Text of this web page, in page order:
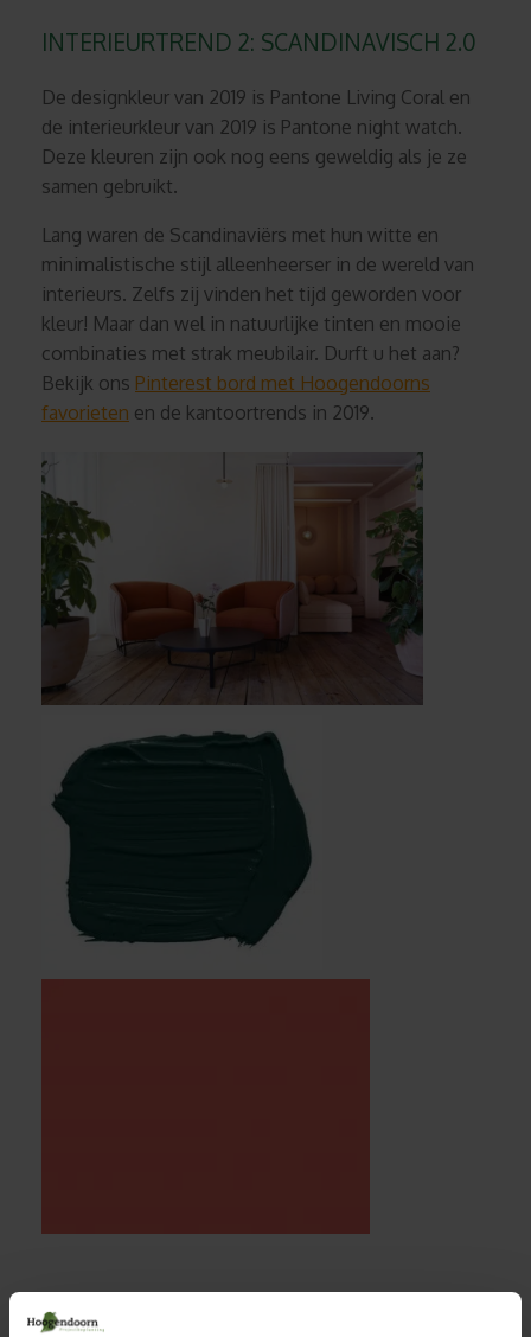
INTERIEURTREND 2: SCANDINAVISCH 2.0
De designkleur van 2019 is Pantone Living Coral en
de interieurkleur van 2019 is Pantone night watch.
Deze kleuren zijn ook nog eens geweldig als je ze
samen gebruikt.
Lang waren de Scandinaviërs met hun witte en
minimalistische stijl alleenheerser in de wereld van
interieurs. Zelfs zij vinden het tijd geworden voor
kleur! Maar dan wel in natuurlijke tinten en mooie
combinaties met strak meubilair. Durft u het aan?
Bekijk ons Pinterest bord met Hoogendoorns
favorieten en de kantoortrends in 2019.